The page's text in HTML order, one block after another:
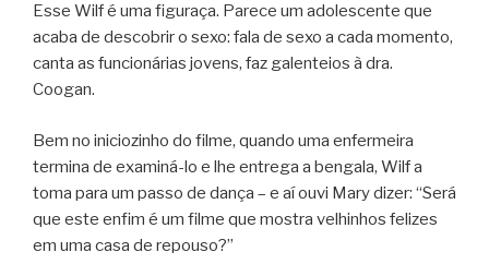
Esse Wilf é uma figuraça. Parece um adolescente que
acaba de descobrir o sexo: fala de sexo a cada momento,
canta as funcionárias jovens, faz galenteios à dra.
Coogan.
Bem no iniciozinho do filme, quando uma enfermeira
termina de examiná-lo e lhe entrega a bengala, Wilf a
toma para um passo de dança – e aí ouvi Mary dizer: “Será
que este enfim é um filme que mostra velhinhos felizes
em uma casa de repouso?”